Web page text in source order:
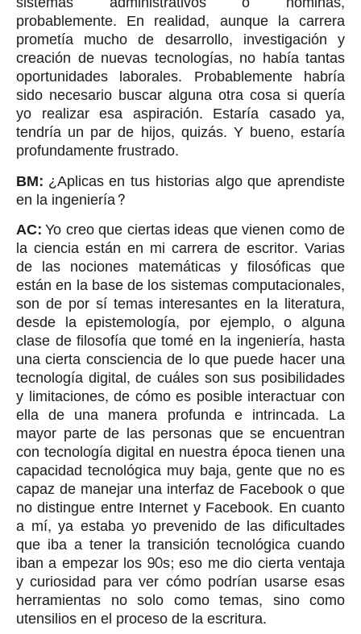
probablemente. En realidad, aunque la carrera
prometía mucho de desarrollo, investigación y
creación de nuevas tecnologías, no había tantas
oportunidades laborales. Probablemente habría
sido necesario buscar alguna otra cosa si quería
yo realizar esa aspiración. Estaría casado ya,
tendría un par de hijos, quizás. Y bueno, estaría
profundamente frustrado.
BM: ¿Aplicas en tus historias algo que aprendiste
en la ingeniería?
AC:Yo creo que ciertas ideas que vienen como de
la ciencia están en mi carrera de escritor. Varias
de las nociones matemáticas y filosóficas que
están en la base de los sistemas computacionales,
son de por sí temas interesantes en la literatura,
desde la epistemología, por ejemplo, o alguna
clase de filosofía que tomé en la ingeniería, hasta
una cierta consciencia de lo que puede hacer una
tecnología digital, de cuáles son sus posibilidades
y limitaciones, de cómo es posible interactuar con
ella de una manera profunda e intrincada. La
mayor parte de las personas que se encuentran
con tecnología digital en nuestra época tienen una
capacidad tecnológica muy baja, gente que no es
capaz de manejar una interfaz de Facebook o que
no distingue entre Internet y Facebook. En cuanto
a mí, ya estaba yo prevenido de las dificultades
que iba a tener la transición tecnológica cuando
iban a empezar los 90s; eso me dio cierta ventaja
y curiosidad para ver cómo podrían usarse esas
herramientas no solo como temas, sino como
utensilios en el proceso de la escritura.